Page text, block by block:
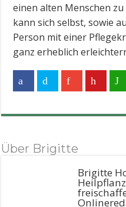
einen alten Menschen
kann sich selbst, sowie
Person mit einer
ganz erheblich
Über Brigitte
Brigitte